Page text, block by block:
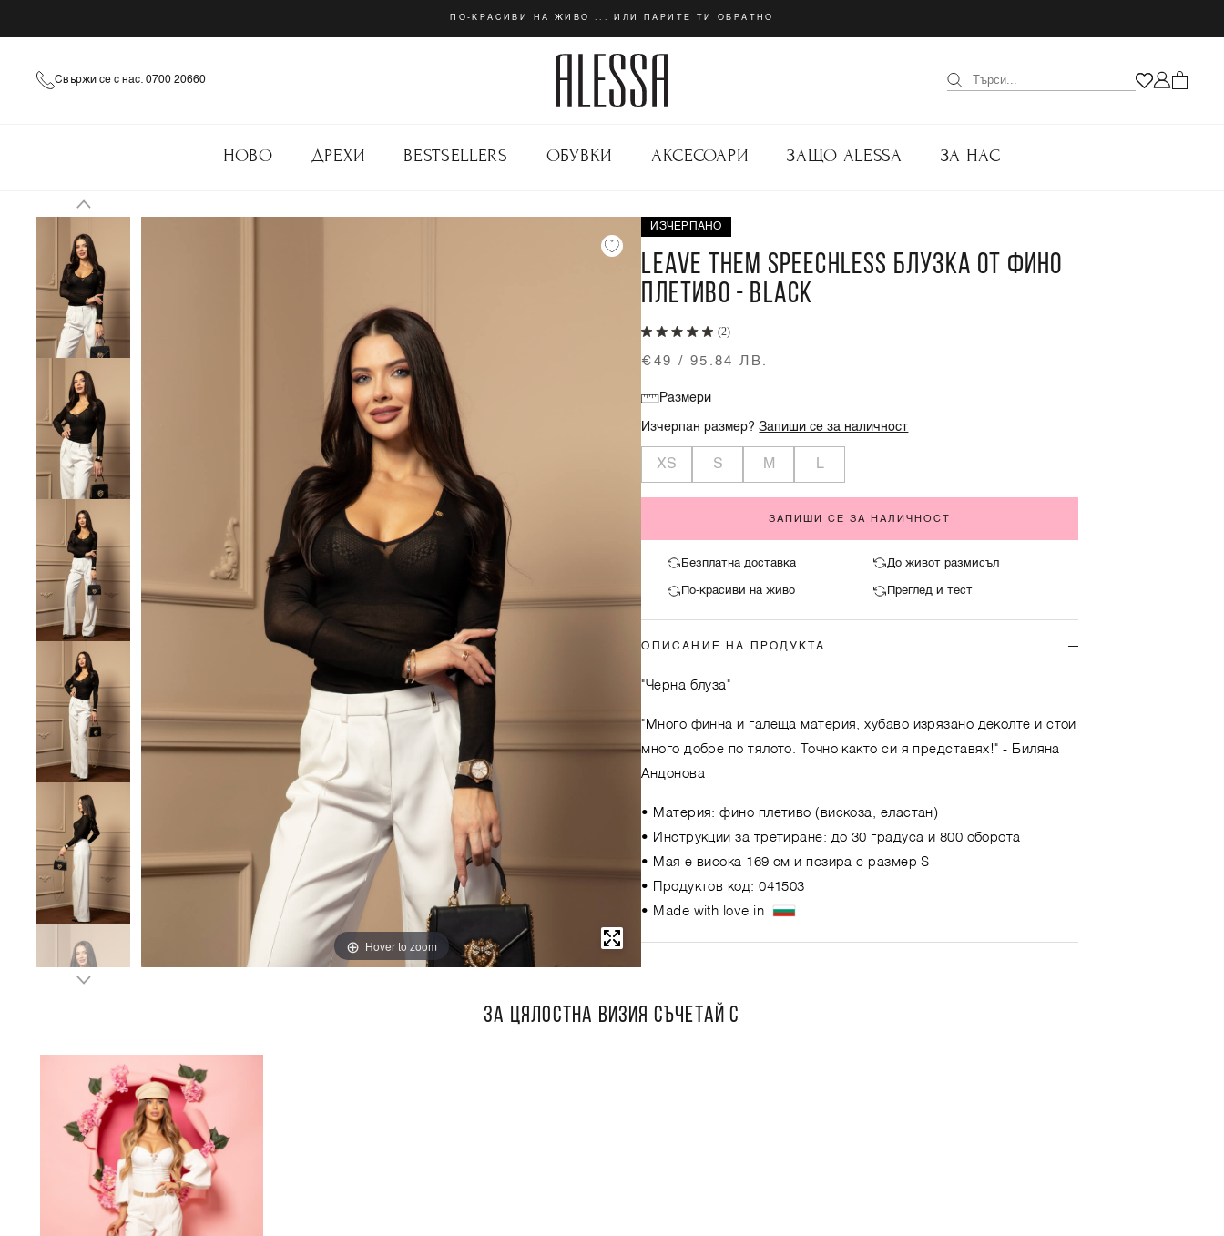
ПО-КРАСИВИ НА ЖИВО ... ИЛИ ПАРИТЕ ТИ ОБРАТНО
Свържи се с нас: 0700 20660
НОВО ДРЕХИ BESTSELLERS ОБУВКИ АКСЕСОАРИ ЗАЩО ALESSA ЗА НАС
Hover to zoom
ИЗЧЕРПАНО
LEAVE THEM SPEECHLESS БЛУЗКА ОТ ФИНО
ПЛЕТИВО - BLACK
(2)
€49 / 95.84 ЛВ.
Размери
Изчерпан размер?Запиши се за наличност
XS S M L
ЗАПИШИ СЕ ЗА НАЛИЧНОСТ
Безплатна доставка До живот размисъл
По-красиви на живо Преглед и тест
ОПИСАНИЕ НА ПРОДУКТА
"Черна блуза"
"Много финна и галеща материя, хубаво изрязано деколте и стои
много добре по тялото. Точно както си я представях!" - Биляна
Андонова
• Материя: фино плетиво (вискоза, еластан)
• Инструкции за третиране: до 30 градуса и 800 оборота
• Мая е висока 169 см и позира с размер S
• Продуктов код: 041503
• Made with love in
ЗА ЦЯЛОСТНА ВИЗИЯ СЪЧЕТАЙ С